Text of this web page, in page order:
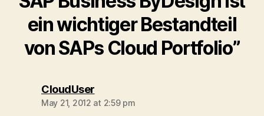
ein wichtiger Bestandteil
von SAPs Cloud Portfolio”
CloudUsersays:
May 21, 2012 at 2:59 pm